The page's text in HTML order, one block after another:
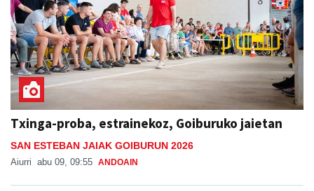
Txinga-proba, estrainekoz, Goiburuko jaietan
SAN ESTEBAN JAIAK GOIBURUN 2026
Aiurri abu 09, 09:55 ANDOAIN